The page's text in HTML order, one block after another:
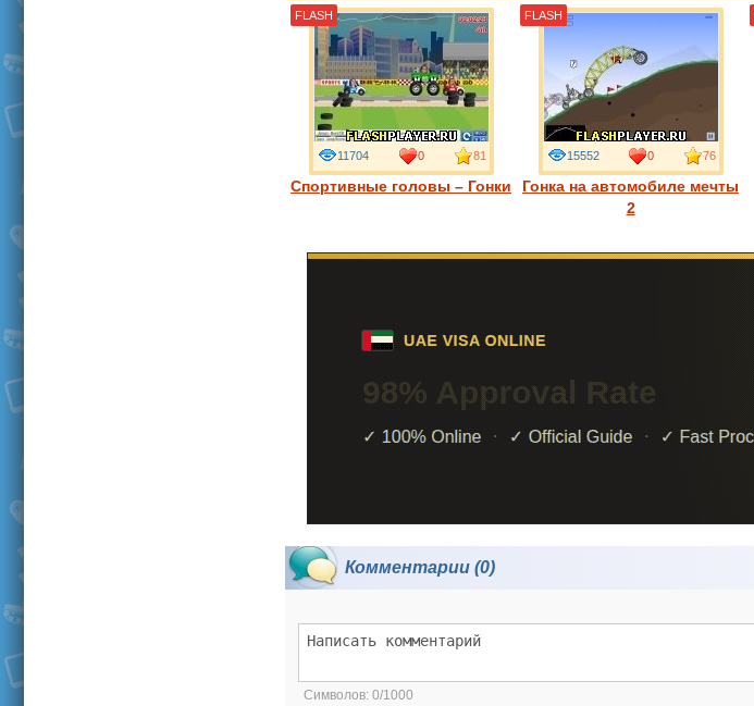
Спортивные головы – Гонки
11704 0 81
FLASH
Гонка на автомобиле мечты
2
15552 0 76
FLASH
Комментарии (0)
Символов: 0/1000